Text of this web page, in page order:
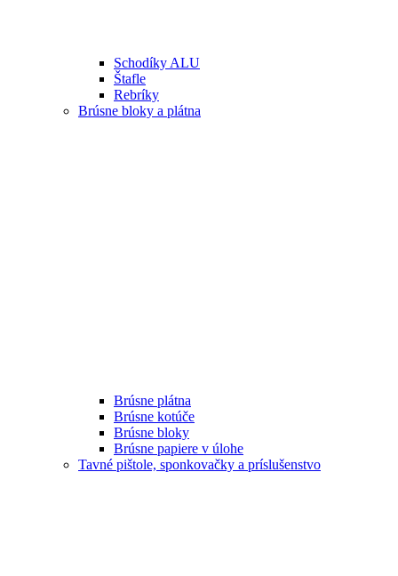
Schodíky ALU
Štafle
Rebríky
Brúsne bloky a plátna
Brúsne plátna
Brúsne kotúče
Brúsne bloky
Brúsne papiere v úlohe
Tavné pištole, sponkovačky a príslušenstvo